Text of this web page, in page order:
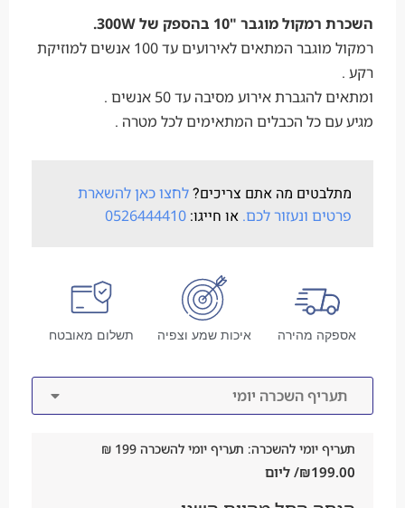
השכרת רמקול מוגבר "10 בהספק של 300W.
רמקול מוגבר המתאים לאירועים עד 100 אנשים למוזיקת
רקע .
ומתאים להגברת אירוע מסיבה עד 50 אנשים .
מגיע עם כל הכבלים המתאימים לכל מטרה .
מתלבטים מה אתם צריכים?לחצו כאן להשארת
פרטים ונעזור לכם. או חייגו: 0526444410
אספקה מהירה איכות שמע וצפיה תשלום מאובטח
תעריף יומי להשכרה: תעריף יומי להשכרה 199 ₪
₪199.00 / ליום